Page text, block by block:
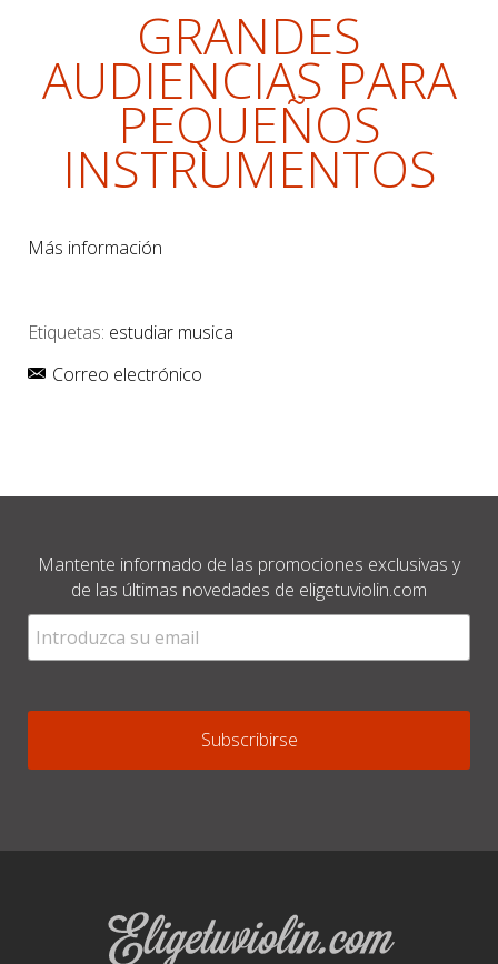
GRANDES
AUDIENCIAS PARA
PEQUEÑOS
INSTRUMENTOS
Más información
Etiquetas: estudiar musica
Correo electrónico
Mantente informado de las promociones exclusivas y
de las últimas novedades de eligetuviolin.com